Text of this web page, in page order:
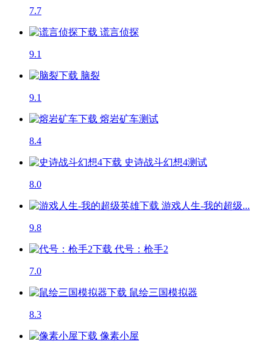
7.7
谎言侦探
9.1
脑裂
9.1
熔岩矿车测试
8.4
史诗战斗幻想4测试
8.0
游戏人生-我的超级...
9.8
代号：枪手2
7.0
鼠绘三国模拟器
8.3
像素小屋